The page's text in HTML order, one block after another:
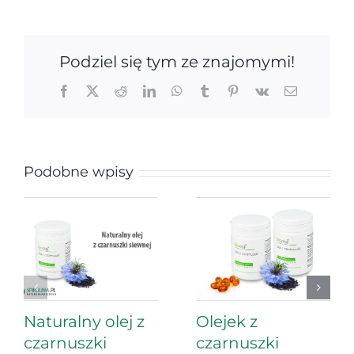
Podziel się tym ze znajomymi!
Facebook
X RedditLinkedInWhatsApp
TumblrPinterest
Vk Email
Podobne wpisy
Naturalny olej z
czarnuszki
Olejek z
czarnuszki